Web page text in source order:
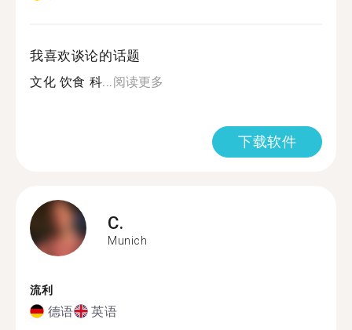
我喜欢谈论的话题
文化 饮食 科...阅读更多
下载软件
C.
Munich
流利
德语 英语